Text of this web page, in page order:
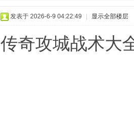
发表于 2026-6-9 04:22:49 显示全部楼层
传奇攻城战术大